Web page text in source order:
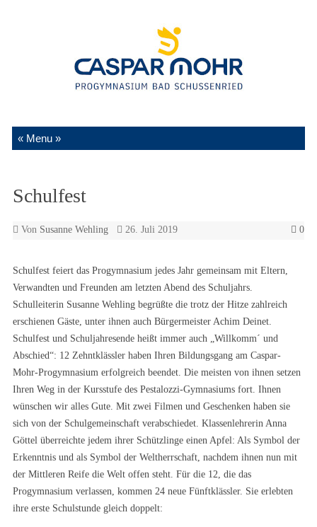
Zum Inhalt springen
Schulfest
Von Susanne Wehling 26. Juli 2019 0
Schulfest feiert das Progymnasium jedes Jahr gemeinsam mit Eltern,
Verwandten und Freunden am letzten Abend des Schuljahrs.
Schulleiterin Susanne Wehling begrüßte die trotz der Hitze zahlreich
erschienen Gäste, unter ihnen auch Bürgermeister Achim Deinet.
Schulfest und Schuljahresende heißt immer auch „Willkomm´ und
Abschied“: 12 Zehntklässler haben Ihren Bildungsgang am Caspar-
Mohr-Progymnasium erfolgreich beendet. Die meisten von ihnen setzen
Ihren Weg in der Kursstufe des Pestalozzi-Gymnasiums fort. Ihnen
wünschen wir alles Gute. Mit zwei Filmen und Geschenken haben sie
sich von der Schulgemeinschaft verabschiedet. Klassenlehrerin Anna
Göttel überreichte jedem ihrer Schützlinge einen Apfel: Als Symbol der
Erkenntnis und als Symbol der Weltherrschaft, nachdem ihnen nun mit
der Mittleren Reife die Welt offen steht. Für die 12, die das
Progymnasium verlassen, kommen 24 neue Fünftklässler. Sie erlebten
ihre erste Schulstunde gleich doppelt: